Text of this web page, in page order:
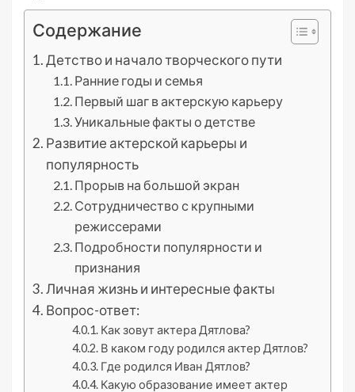
Содержание
Детство и начало творческого пути
Ранние годы и семья
Первый шаг в актерскую карьеру
Уникальные факты о детстве
Развитие актерской карьеры и
популярность
Прорыв на большой экран
Сотрудничество с крупными
режиссерами
Подробности популярности и
признания
Личная жизнь и интересные факты
Вопрос-ответ:
Как зовут актера Дятлова?
В каком году родился актер Дятлов?
Где родился Иван Дятлов?
Какую образование имеет актер